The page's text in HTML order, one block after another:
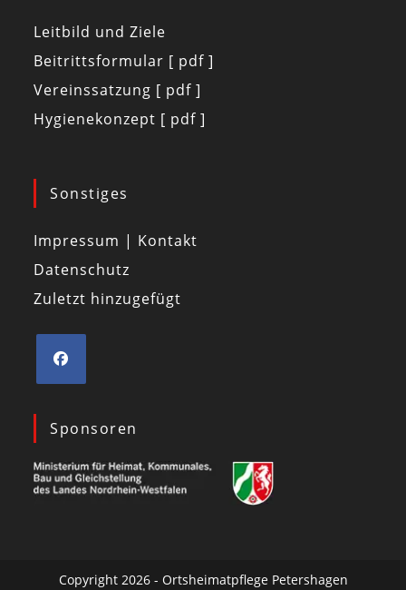
Leitbild und Ziele
Beitrittsformular [ pdf ]
Vereinssatzung [ pdf ]
Hygienekonzept [ pdf ]
Sonstiges
Impressum | Kontakt
Datenschutz
Zuletzt hinzugefügt
Sponsoren
Copyright 2026 - Ortsheimatpflege Petershagen